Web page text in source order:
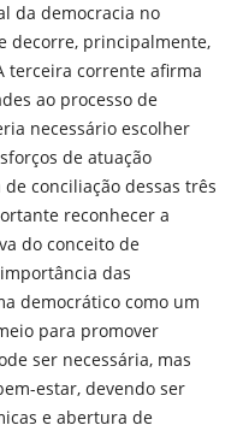
da democracia no
decorre, principalmente,
terceira corrente afirma
ao processo de
necessário escolher
de atuação
conciliação dessas três
reconhecer a
do conceito de
das
democrático como um
para promover
ser necessária, mas
estar, devendo ser
e abertura de